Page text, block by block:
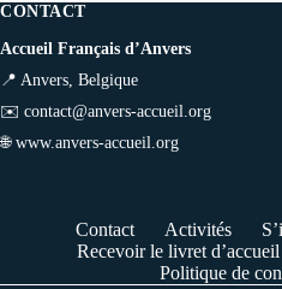
CONTACT
Accueil Français d’Anvers
📍 Anvers, Belgique
✉️ contact@anvers-accueil.org
🌐 www.anvers-accueil.org
Contact Activités
Recevoir le livret d’accueil
Politique de